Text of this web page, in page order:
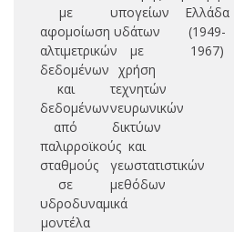
με
αφομοίωση
αλτιμετρικών
δεδομένων
και
δεδομένων
από
παλιρροϊκούς
σταθμούς
σε
υδροδυναμικά
μοντέλα
υπογείων
υδάτων
με
χρήση
τεχνητών
νευρωνικών
δικτύων
και
γεωστατιστικών
μεθόδων
Ελλάδα
(1949-
1967)